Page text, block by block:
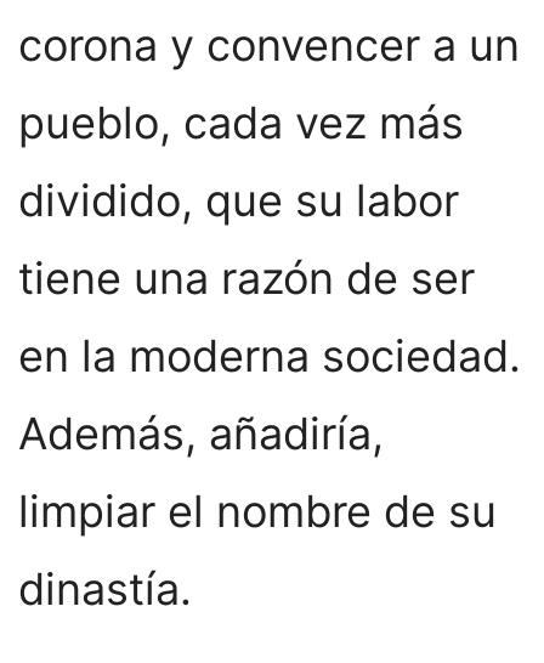
corona y convencer a un
pueblo, cada vez más
dividido, que su labor
tiene una razón de ser
en la moderna sociedad.
Además, añadiría,
limpiar el nombre de su
dinastía.